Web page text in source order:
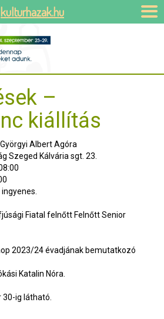
–
kiállítás
Albert Agóra
Szeged Kálvária sgt. 23.
Fiatal felnőtt Felnőtt Senior
2023/24 évadjának bemutatkozó
Katalin Nóra.
ig látható.
kulturhazak.hu